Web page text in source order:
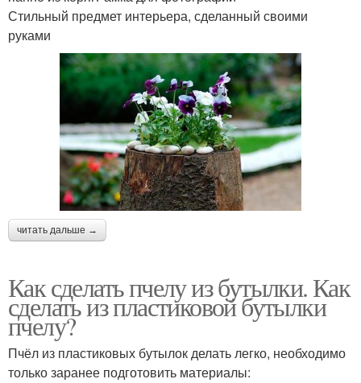
Стильный предмет интерьера, сделанный своими
руками
читать дальше →
Как сделать пчелу из бутылки. Как
сделать из пластиковой бутылки
пчелу?
Пчёл из пластиковых бутылок делать легко, необходимо
только заранее подготовить материалы: